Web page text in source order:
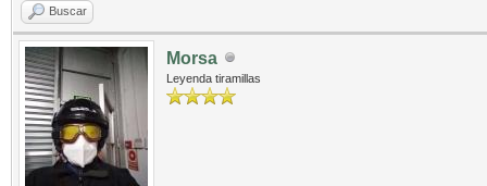
Buscar
Morsa
Leyenda tiramillas